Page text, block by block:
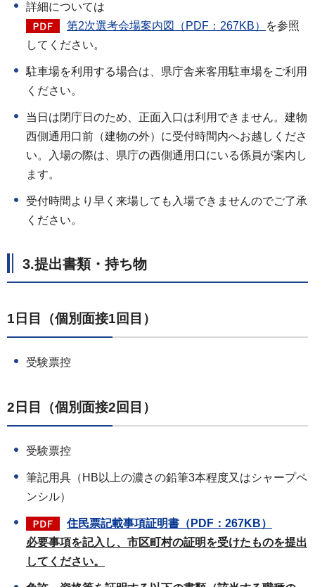
詳細については
第2次選考会場案内図（PDF：267KB）
を参照
してください。
駐車場を利用する場合は、県庁舎来客用駐車場をご利用
ください。
当日は閉庁日のため、正面入口は利用できません。建物
西側通用口前（建物の外）に受付時間内へお越しくださ
い。入場の際は、県庁の西側通用口にいる係員が案内し
ます。
受付時間より早く来場しても入場できませんのでご了承
ください。
3.提出書類・持ち物
1日目（個別面接1回目）
受験票控
2日目（個別面接2回目）
受験票控
筆記用具（HB以上の濃さの鉛筆3本程度又はシャープペ
ンシル）
住民票記載事項証明書（PDF：267KB）
必要事項を記入し、市区町村の証明を受けたものを提出
してください。